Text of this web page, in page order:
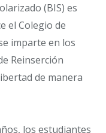
(BIS) es
el Colegio de
imparte en los
Reinserción
de manera
los estudiantes